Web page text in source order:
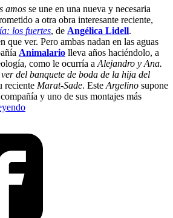
amos se une en una nueva y necesaria
a otra obra interesante reciente,
los fuertes, de Angélica Lidell.
que ver. Pero ambas nadan en las aguas
Animalario lleva años haciéndolo, a
como le ocurría a Alejandro y Ana.
del banquete de boda de la hija del
reciente Marat-Sade. Este Argelino supone
y uno de sus montajes más
“Bufones
orilla”